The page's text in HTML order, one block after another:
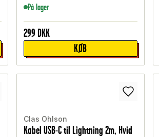
På lager
299 DKK
KØB
Clas Ohlson
Kabel USB-C til Lightning 2m, Hvid